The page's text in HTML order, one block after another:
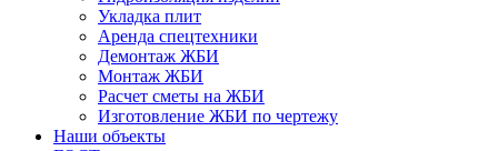
Укладка плит
Аренда спецтехники
Демонтаж ЖБИ
Монтаж ЖБИ
Расчет сметы на ЖБИ
Изготовление ЖБИ по чертежу
Наши объекты